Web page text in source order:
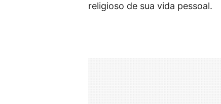
religioso de sua vida pessoal.